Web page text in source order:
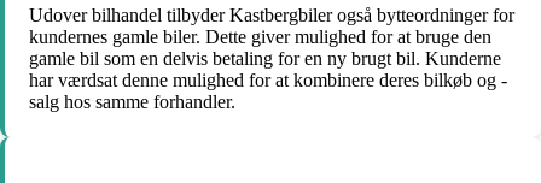
Udover bilhandel tilbyder Kastbergbiler også bytteordninger for
kundernes gamle biler. Dette giver mulighed for at bruge den
gamle bil som en delvis betaling for en ny brugt bil. Kunderne
har værdsat denne mulighed for at kombinere deres bilkøb og -
salg hos samme forhandler.